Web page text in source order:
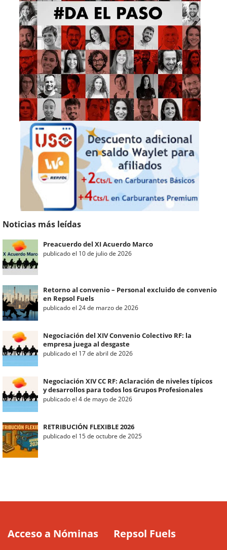
Noticias más leídas
Preacuerdo del XI Acuerdo Marco
publicado el 10 de julio de 2026
Retorno al convenio – Personal excluido de convenio
en Repsol Fuels
publicado el 24 de marzo de 2026
Negociación del XIV Convenio Colectivo RF: la
empresa juega al desgaste
publicado el 17 de abril de 2026
Negociación XIV CC RF: Aclaración de niveles típicos
y desarrollos para todos los Grupos Profesionales
publicado el 4 de mayo de 2026
RETRIBUCIÓN FLEXIBLE 2026
publicado el 15 de octubre de 2025
Acceso a Nóminas
Repsol Fuels